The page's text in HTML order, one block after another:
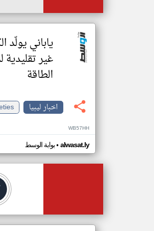
ياباني يولّد
غير
الطاقة
اخبار ليبيا
WB57HH
بوابة الوسط• alwasat.ly